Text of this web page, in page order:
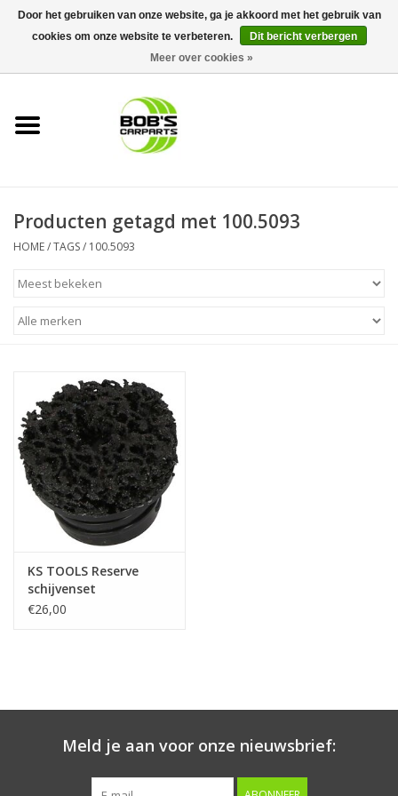
0 Artikelen - €0,00
KS TOOLS
Next Gereedschapswagens
Opbergsystemen
Automaterialen
Starten & laden
Diagnose & meten
Handgereedschap
Luchtgereedschap
Producten getagd met 100.5093
HOME/TAGS/ 100.5093
KS TOOLS Reserve
schijvenset
v.wielnaafslijper, Ø 50
€26,00
Meld je aan voor onze nieuwsbrief:
Door het gebruiken van onze website, ga je akkoord met het gebruik van
cookies om onze website te verbeteren.
Dit bericht verbergen
Meer over cookies »